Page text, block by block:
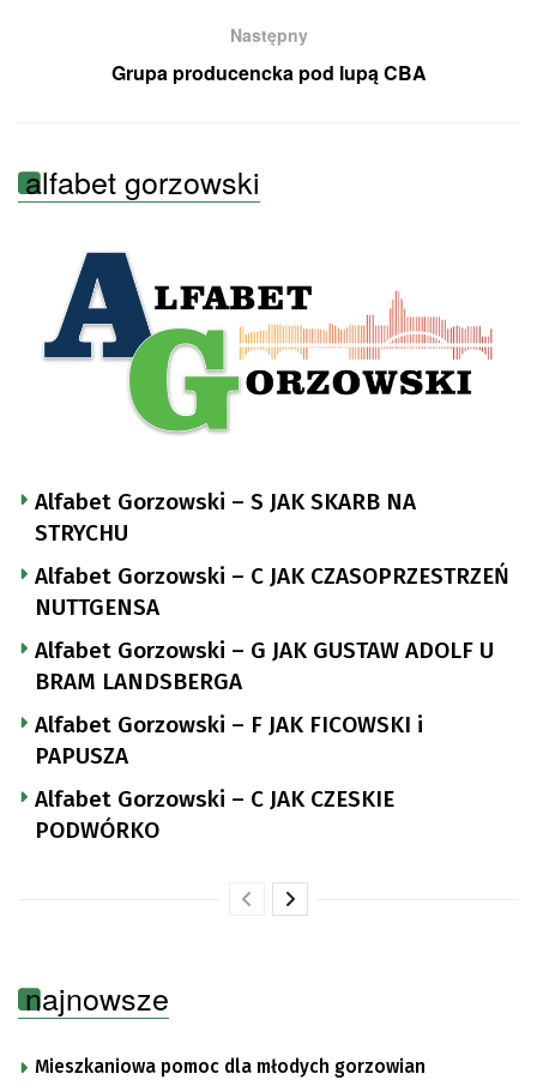
Następny
Grupa producencka pod lupą CBA
alfabet gorzowski
Alfabet Gorzowski – S JAK SKARB NA
STRYCHU
Alfabet Gorzowski – C JAK CZASOPRZESTRZEŃ
NUTTGENSA
Alfabet Gorzowski – G JAK GUSTAW ADOLF U
BRAM LANDSBERGA
Alfabet Gorzowski – F JAK FICOWSKI i
PAPUSZA
Alfabet Gorzowski – C JAK CZESKIE
PODWÓRKO
najnowsze
Mieszkaniowa pomoc dla młodych gorzowian